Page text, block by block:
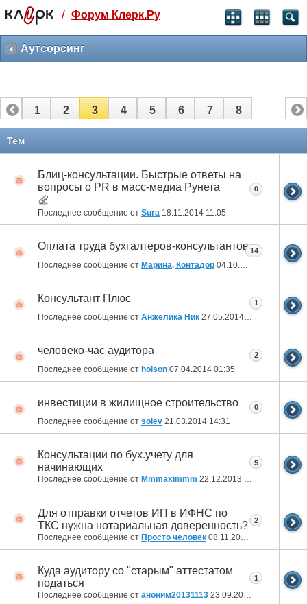
Святые угодники, Клерк без рекламы
прекрасен:)
3 месяца
259
-10%
полгода
499 ₽
Отмена Оплатить
/ Форум Клерк.Ру
Аутсорсинг
1 2 3 4 5 6 7 8
Тем
Блиц-консультации. Быстрые ответы на
вопросы о PR в масс-медиа Рунета
Последнее сообщение от Sura 18.11.2014 11:05
0
Оплата труда бухгалтеров-консультантов
Последнее сообщение от Марина, Контадор 04.10.2014
14
Консультант Плюс
Последнее сообщение от Анжелика Ник 27.05.2014 15:07
1
человеко-час аудитора
Последнее сообщение от holson 07.04.2014 01:35
2
инвестиции в жилищное строительство
Последнее сообщение от solev 21.03.2014 14:31
0
Консультации по бух.учету для
начинающих
Последнее сообщение от Mmmaximmm 22.12.2013 11:13
5
Для отправки отчетов ИП в ИФНС по
ТКС нужна нотариальная доверенность?
Последнее сообщение от Просто человек 08.11.2013
2
Куда аудитору со "старым" аттестатом
податься
Последнее сообщение от аноним20131113 23.09.2013
1